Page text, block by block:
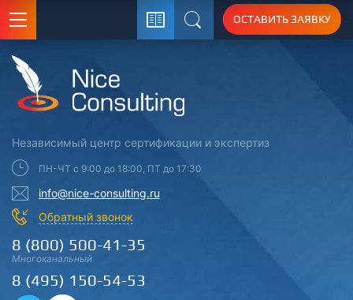
Поиск
ОСТАВИТЬ ЗАЯВКУ
Независимый центр сертификации и экспертиз
ПН-ЧТ с 9:00 до 18:00, ПТ до 17:30
info@nice-consulting.ru
Обратный звонок
8 (800) 500-41-35
Многоканальный
8 (495) 150-54-53